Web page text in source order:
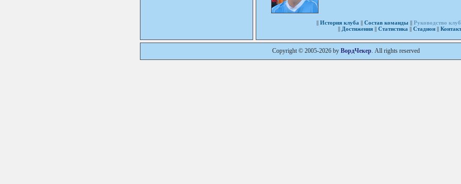
|| История клуба || Состав команды || Руководство
|| Достижения|| Статистика || Стадион||
Copyright © 2005-2026 by ВордЧекер. All rights reserved